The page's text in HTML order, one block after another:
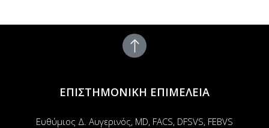
ΕΠΙΣΤΗΜΟΝΙΚΗ ΕΠΙΜΕΛΕΙΑ
Ευθύμιος Δ. Αυγερινός, MD, FACS, DFSVS, FEBVS